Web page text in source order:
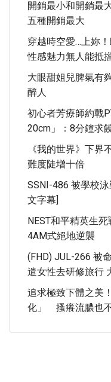
開銷最小和開銷最
五種開銷最大
穿越時空愛…上妳
性感魅力無人能抵
大眼甜姐兒脾氣有
醉人
初心者芳療師約戰
20cm」：8分鐘求
《我的世界》下界
難度陡增十倍
SSNI-486 被學校
文字幕]
NEST和平精英生
4AM式絕地逆襲
(FHD) JUL-266 被
遣女性去研修旅行
追求極致下體之美
化」 搔癢流膿也